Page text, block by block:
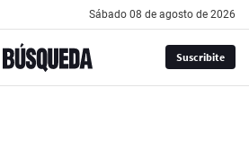
sábado 08 de agosto de 2026
Suscribite